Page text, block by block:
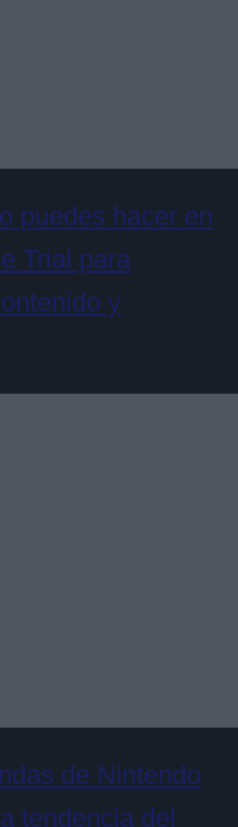
puedes hacer en
Trial para
y
de Nintendo
tendencia del